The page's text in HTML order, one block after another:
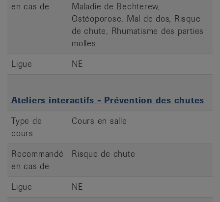
en cas de
Maladie de Bechterew,
Ostéoporose, Mal de dos, Risque
de chute, Rhumatisme des parties
molles
Ligue
NE
Ateliers interactifs - Prévention des chutes
Type de
cours
Cours en salle
Recommandé
en cas de
Risque de chute
Ligue NE